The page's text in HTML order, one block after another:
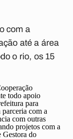
com a
até a área
o rio, os 15
todo apoio
para
com a
com outras
projetos com a
Gestora do